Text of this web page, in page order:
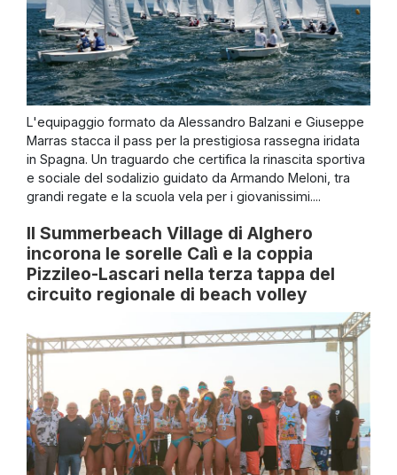
L'equipaggio formato da Alessandro Balzani e Giuseppe
Marras stacca il pass per la prestigiosa rassegna iridata
in Spagna. Un traguardo che certifica la rinascita sportiva
e sociale del sodalizio guidato da Armando Meloni, tra
grandi regate e la scuola vela per i giovanissimi....
Il Summerbeach Village di Alghero
incorona le sorelle Calì e la coppia
Pizzileo-Lascari nella terza tappa del
circuito regionale di beach volley